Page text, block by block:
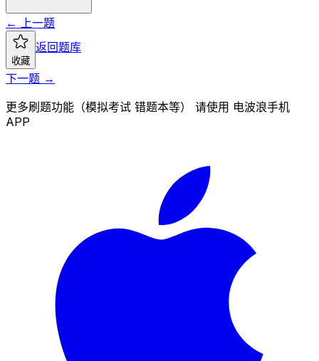
← 上一题
收藏
返回题库
下一题 →
更多刷题功能（模拟考试 错题本等） 请使用 电波浪手机
APP